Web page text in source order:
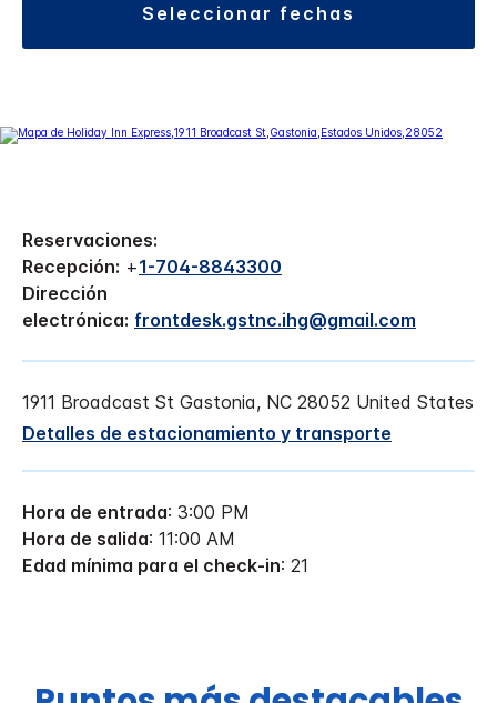
seleccionar fechas
Reservaciones:
Recepción: +1-704-8843300
Dirección
electrónica: frontdesk.gstnc.ihg@gmail.com
1911 Broadcast St Gastonia, NC 28052 United States
Detalles de estacionamiento y transporte
Hora de entrada: 3:00 PM
Hora de salida: 11:00 AM
Edad mínima para el check-in: 21